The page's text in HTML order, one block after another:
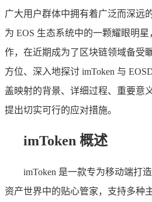
广大用户群体中拥有着广泛而深远
为 EOS 生态系统中的一颗耀眼明
作，在近期成为了区块链领域备受
方位、深入地探讨 imToken 与
盖映射的背景、详细过程、重要意
提出切实可行的应对措施。
imToken 概述
imToken 是一款专为移动端打
资产世界中的贴心管家，支持多种